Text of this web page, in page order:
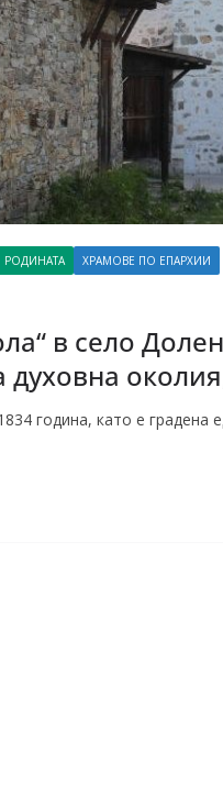
РОДИНАТА ХРАМОВЕ ПО ЕПАРХИИ
в село
духовна
година, като е